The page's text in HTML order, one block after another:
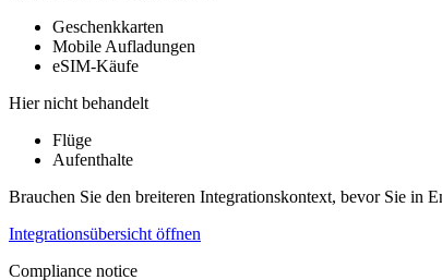
Geschenkkarten
Mobile Aufladungen
eSIM-Käufe
Hier nicht behandelt
Flüge
Aufenthalte
Brauchen Sie den breiteren Integrationskontext, bevor Sie in
Integrationsübersicht öffnen
Compliance notice